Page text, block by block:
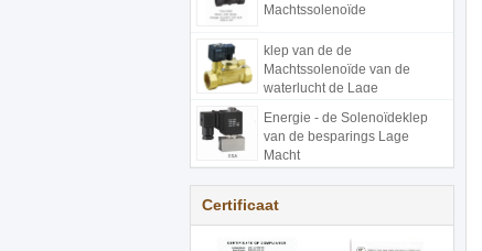
Machtssolenoïde
klep van de de
Machtssolenoïde van de
waterlucht de Lage
Energie - de Solenoïdeklep
van de besparings Lage
Macht
Certificaat